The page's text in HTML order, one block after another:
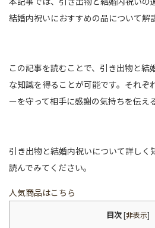
結婚内祝いにおすすめの品について解
この記事を読むことで、引き出物と結
な知識を得ることが可能です。それぞ
ーを守って相手に感謝の気持ちを伝え
引き出物と結婚内祝いについて詳しく
読んでみてください。
人気商品はこちら
目次 [非表示]